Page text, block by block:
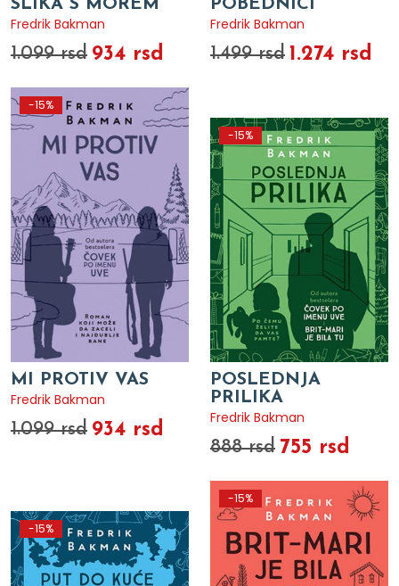
SLIKA S MOREM
Fredrik Bakman
1.099 rsd 934 rsd
POBEDNICI
Fredrik Bakman
1.499 rsd 1.274 rsd
-15%
MI PROTIV VAS
Fredrik Bakman
1.099 rsd 934 rsd
-15%
POSLEDNJA
PRILIKA
Fredrik Bakman
888 rsd 755 rsd
-15%
-15%